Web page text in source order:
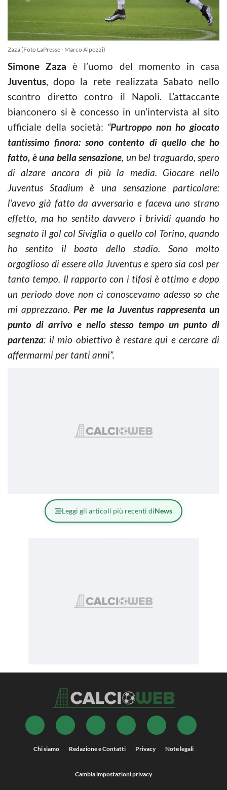
Zaza (Foto LaPresse - Marco Alpozzi)
Simone Zaza è l’uomo del momento in casa
Juventus, dopo la rete realizzata Sabato nello
scontro diretto contro il Napoli. L’attaccante
bianconero si è concesso in un’intervista al sito
ufficiale della società: “Purtroppo non ho giocato
tantissimo finora: sono contento di quello che ho
fatto, è una bella sensazione, un bel traguardo, spero
di alzare ancora di più la media. Giocare nello
Juventus Stadium è una sensazione particolare:
l’avevo già fatto da avversario e faceva uno strano
effetto, ma ho sentito davvero i brividi quando ho
segnato il gol col Siviglia o quello col Torino, quando
ho sentito il boato dello stadio. Sono molto
orgoglioso di essere alla Juventus e spero sia così per
tanto tempo. Il rapporto con i tifosi è ottimo e dopo
un periodo dove non ci conoscevamo adesso so che
mi apprezzano. Per me la Juventus rappresenta un
punto di arrivo e nello stesso tempo un punto di
partenza: il mio obiettivo è restare qui e cercare di
affermarmi per tanti anni”.
Leggi gli articoli più recenti diNews
Chi siamo Redazione e Contatti Privacy Note legali
Cambia impostazioni privacy